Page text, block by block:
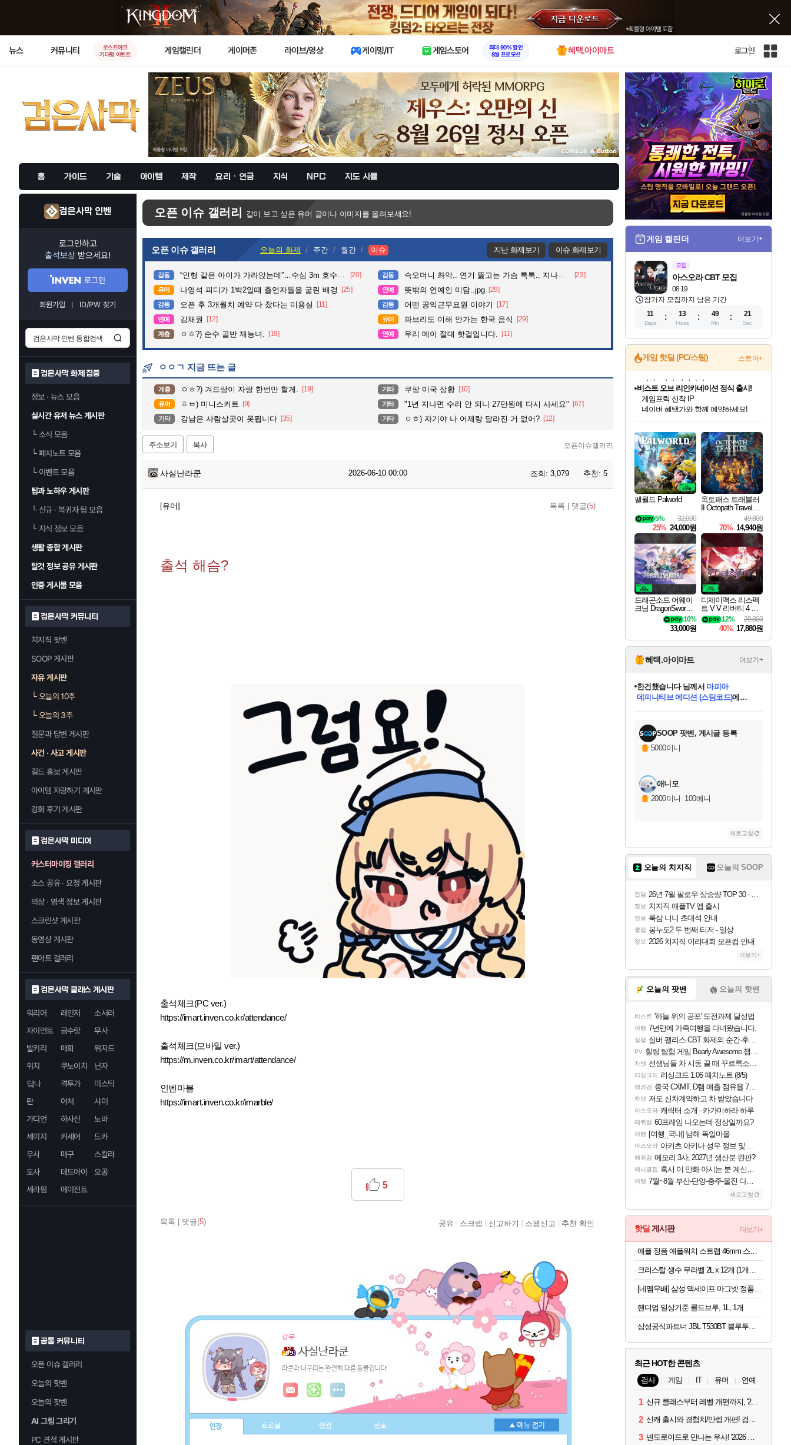
X
뉴스 커뮤니티
로스트아크
기대평 이벤트
게임캘린더 게이머존 라이브/영상 게이밍/IT 게임스토어
최대 90% 할인
8월 프로모션
혜택.아이마트 로그인
인
전
이
트
맵
홈 가이드 기술 아이템 제작 요리 · 연금 지식 NPC 지도 시뮬
검은사막 인벤
로그인하고
출석보상 받으세요!
로그인
회원가입 ID/PW 찾기
검은사막 화제 집중
정보 · 뉴스 모음
실시간 유저 뉴스 게시판
└소식 모음
└패치노트 모음
└이벤트 모음
팁과 노하우 게시판
└신규 · 복귀자 팁 모음
└지식 정보 모음
생활 종합 게시판
탈것 정보 공유 게시판
인증 게시물 모음
검은사막 커뮤니티
치지직 팟벤
SOOP 게시판
자유 게시판
└오늘의 10추
└오늘의 3추
질문과 답변 게시판
사건 · 사고 게시판
길드 홍보 게시판
아이템 자랑하기 게시판
강화 후기 게시판
검은사막 미디어
커스터마이징 갤러리
소스 공유 · 요청 게시판
의상 · 염색 정보 게시판
스크린샷 게시판
동영상 게시판
팬아트 갤러리
검은사막 클래스 게시판
워리어 레인저
소서러
자이언트
금수랑
무사
발키리
매화
위자드
위치
쿠노이치
닌자
닼나
격투가
미스틱
란
아처
샤이
가디언
하사신
노바
세이지
커세어
드카
우사
매구
스칼라
도사
데드아이
오공
세라핌
에이전트
공통 커뮤니티
오픈 이슈 갤러리
오늘의 핫벤
오늘의 팟벤
AI 그림 그리기
PC 견적 게시판
오픈 이슈 갤러리 같이 보고 싶은 유머 글이나 이미지를 올려보세요!
오픈 이슈 갤러리 오늘의 화제 주간 월간 이슈 지난 화제보기 이슈 화제보기
감동 “인형 같은 아이가 가라앉는데”…수심 3m 호수 뛰어든 60대 의인 [20] 감동 슥오더니 촤악.. 연기 뚫고는 가슴 툭툭.. 지나가던 아재의 정체 [23]
유머 나영석 피디가 1박2일때 출연자들을 굴린 배경 [25] 연예 뜻밖의 연예인 미담..jpg [29]
감동 오픈 후 3개월치 예약 다 찼다는 미용실 [11] 감동 어떤 공익근무요원 이야기 [17]
연예 김채원 [12] 유머 파브리도 이해 안가는 한국 음식 [29]
계층 ㅇㅎ?) 순수 골반 재능녀. [19] 연예 우리 메이 절대 핫걸입니다. [11]
ㅇㅇㄱ 지금 뜨는 글
계층 ㅇㅎ?) 겨드랑이 자랑 한번만 할게. [19] 기타 쿠팡 미국 상황 [10]
유머 ㅎㅂ) 미니스커트 [9] 기타 "1년 지나면 수리 안 되니 27만원에 다시 사세요" [67]
기타 강남은 사람살곳이 못됩니다 [35] 기타 ㅇㅎ) 자기야 나 어제랑 달라진 거 없어? [12]
주소보기 복사 오픈이슈갤러리
사실난라쿤 2026-06-10 00:00 조회: 3,079 추천: 5
[유머] 목록 댓글(5)
출석 해슴?
출석체크(PC ver.)
https://imart.inven.co.kr/attendance/
출석체크(모바일 ver.)
https://m.inven.co.kr/imart/attendance/
인벤마블
https://imart.inven.co.kr/imarble/
목록 댓글(5)
5
공유 스크랩 신고하기 스팸신고 추천 확인
갑부
사실난라쿤
라쿤과 너구리는 완전히 다른 동물입니다
인장 프로필 랭킹 칭호
게임 캘린더 더보기+
모집
08.19
아스오라 CBT 모집
참가자 모집까지 남은 기간
11
Days
13
Hours
49
Min
20
Sec
게임 핫딜 (PC/스팀) 스토어+
최대 90% 할인가를 만나보세요!
네이버혜택과 함께 만나보세요!
50%할인&추가 적립까지!
네이버 포인트 혜택까지!
이니&베니 혜택까지!
비스트 오브 리인카네이션 정식 출시!
게임프릭 신작 IP
네이버 혜택가와 함께 예약하세요!
할인&네이버혜택으로 만나보세요!
네이버페이 혜택과 만나보세요!
40주년 프로모션으로 만나보세요!
할인가에 만나보세요!
일부 에디션 상시 할인!
혜택으로 예약 판매 중
편안하게 충전하세요
팰월드 Palworld
32,000
5%
25% 24,000원
옥토패스 트래블러
II Octopath Traveler I
49,800
70% 14,940원
드래곤소드 어웨이
크닝 DragonSword A
10%
33,000원
디제이맥스 리스펙
트 V V 리버티 4 팩
DJMAX RESPECT
V V Liberty 4 Pack D
29,800
12%
40% 17,880원
혜택.아이마트 더보기+
교환.
당첨되셨습니다.
당첨되셨습니다.
한건했습니다님께서 마피아
데피니티브 에디션 (스팀코드)에
당첨되셨습니다.
당첨되셨습니다.
당첨되셨습니다.
당첨되셨습니다.
에디션 (스팀코드) 를 교환.
당첨되셨습니다.
SOOP 팟벤, 게시글 등록
5000이니
애니모
2000이니 · 100베니
새로고침
오늘의 치지직 오늘의 SOOP
잡담 26년 7월 팔로우 상승량 TOP 30 - 월간 치지직
정보 치지직 애플TV 앱 출시
정보 룩삼 니니 초대석 안내
클립 봉누도2 두 번째 티저 - 일상
정보 2026 치지직 이리대회 오픈컵 안내
더보기+
오늘의 팟벤 오늘의 핫벤
비스트 '하늘 위의 공포' 도전과제 달성법
여행 7년만에 가족여행을 다녀왔습니다.
실팰 실버 팰리스 CBT 화제의 순간·후기 모음
PV 힐링 탐험 게임 Bearly Awesome 챕터 1 트레일러
차벤 선생님들 차 시동 끌 때 꾸르륵소리나는데
리싱크드 리싱크드 1.06 패치노트 (8/5)
해외겜 중국 CXMT, D램 매출 점유율 7%…글로벌 4위로 부상
차벤 저도 신차계약하고 차 받았습니다
아스오라 캐릭터 소개 - 카가미하라 하루
레퀴엠 60프레임 나오는데 정상일까요?
여행 [여행_국내] 남해 독일마을
아스오라 아키츠 아키나 성우 정보 및 주요 필모
해외겜 메모리 3사, 2027년 생산분 완판?
애니클립 혹시 이 만화 아시는 분 계신가요
여행 7월~8월 부산-단양-충주-울진 다녀왔어요~
새로고침
핫딜 게시판 더보기+
핸디엄 일상기준 콜드브루, 1L, 1개
삼성공식파트너 JBL T530BT 블루투스 헤드셋 무선 헤드폰 블랙
최근 HOT한 콘텐츠
검사 게임 IT 유머 연예
1 신규 클래스부터 레벨 개편까지, '2026 검은사막 하이델 연회' 총정리
2 신캐 출시와 경험치/만렙 개편! 검사 2026 하이델 연회 모아보기
3 넨도로이드로 만나는 우사! '2026 하이델 연회' 막바지 깜짝 공개